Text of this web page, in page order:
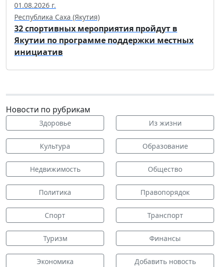
01.08.2026 г.
Республика Саха (Якутия)
32 спортивных мероприятия пройдут в
Якутии по программе поддержки местных
инициатив
Новости по рубрикам
Здоровье Из жизни
Культура Образование
Недвижимость Общество
Политика Правопорядок
Спорт Транспорт
Туризм Финансы
Экономика Добавить новость